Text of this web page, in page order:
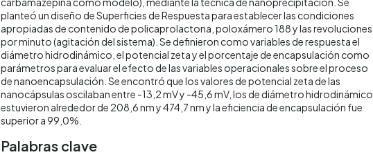
planteó un diseño de Superficies de Respuesta para establecer las condiciones
apropiadas de contenido de policaprolactona, poloxámero 188 y las revoluciones
por minuto (agitación del sistema). Se definieron como variables de respuesta el
diámetro hidrodinámico, el potencial zeta y el porcentaje de encapsulación como
parámetros para evaluar el efecto de las variables operacionales sobre el proceso
de nanoencapsulación. Se encontró que los valores de potencial zeta de las
nanocápsulas oscilaban entre -13,2 mV y -45,6 mV, los de diámetro hidrodinámico
estuvieron alrededor de 208,6 nm y 474,7 nm y la eficiencia de encapsulación fue
superior a 99,0%.
Palabras clave